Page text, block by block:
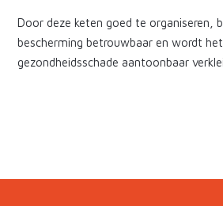
Door deze keten goed te organiseren,
bescherming betrouwbaar en wordt
gezondheidsschade aantoonbaar